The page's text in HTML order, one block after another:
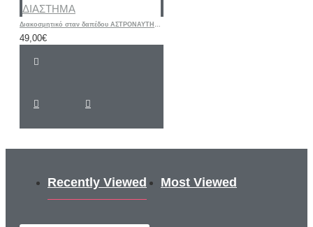
Διακοσμητικό σταν δαπέδου ΑΣΤΡΟΝΑΥΤΗΣ ΔΙΑΣΤΗΜΑ
49,00€
Recently Viewed Most Viewed